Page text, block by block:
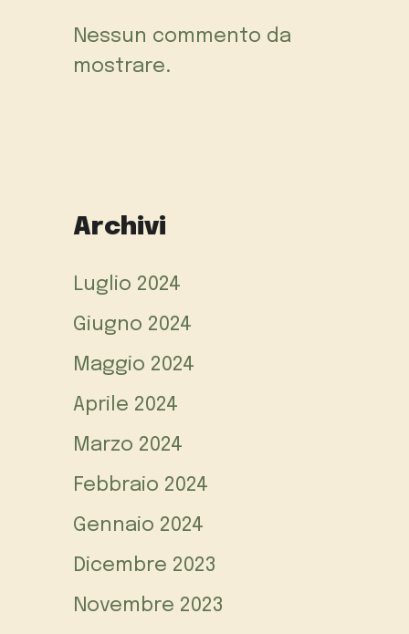
Nessun commento da
mostrare.
Archivi
Luglio 2024
Giugno 2024
Maggio 2024
Aprile 2024
Marzo 2024
Febbraio 2024
Gennaio 2024
Dicembre 2023
Novembre 2023